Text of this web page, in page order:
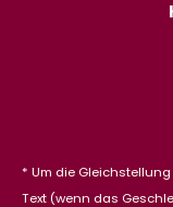
* Um die
Text (wenn das